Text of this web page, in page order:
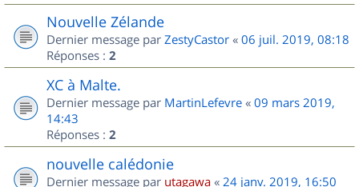
Nouvelle Zélande
Dernier message par ZestyCastor « 06 juil. 2019, 08:18
Réponses : 2
XC à Malte.
Dernier message par MartinLefevre « 09 mars 2019,
14:43
Réponses : 2
nouvelle calédonie
Dernier message par utagawa « 24 janv. 2019, 16:50